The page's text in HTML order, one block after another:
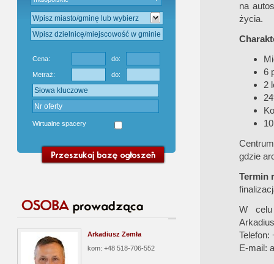
Cena: do:
Metraż: do:
Wirtualne spacery
Arkadiusz Zemła
kom: +48 518-706-552
na
życia.
6
2
gdzie
Termin
W celu
Telefon:
E-mail: